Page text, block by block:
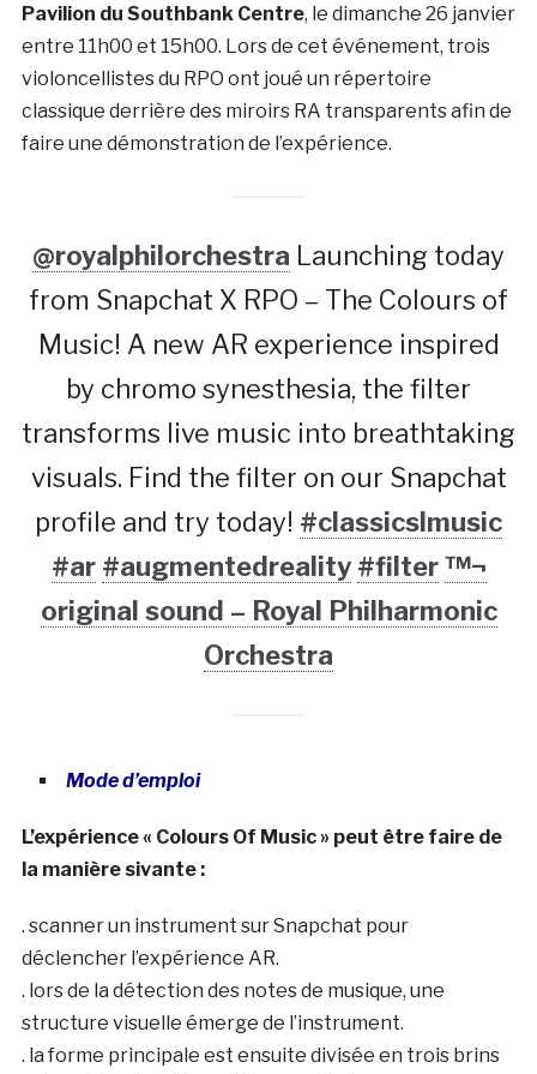
Pavilion du Southbank Centre, le dimanche 26 janvier
entre 11h00 et 15h00. Lors de cet événement, trois
violoncellistes du RPO ont joué un répertoire
classique derrière des miroirs RA transparents afin de
faire une démonstration de l’expérience.
@royalphilorchestra Launching today
from Snapchat X RPO – The Colours of
Music! A new AR experience inspired
by chromo synesthesia, the filter
transforms live music into breathtaking
visuals. Find the filter on our Snapchat
profile and try today! #classicslmusic
#ar #augmentedreality #filter ™¬
original sound – Royal Philharmonic
Orchestra
Mode d’emploi
L’expérience « Colours Of Music » peut être faire de
la manière sivante :
. scanner un instrument sur Snapchat pour
déclencher l’expérience AR.
. lors de la détection des notes de musique, une
structure visuelle émerge de l’instrument.
. la forme principale est ensuite divisée en trois brins